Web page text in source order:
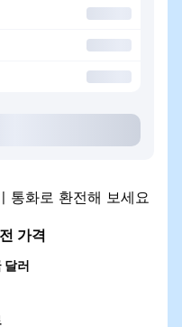
화로 환전해 보세요
가격
러